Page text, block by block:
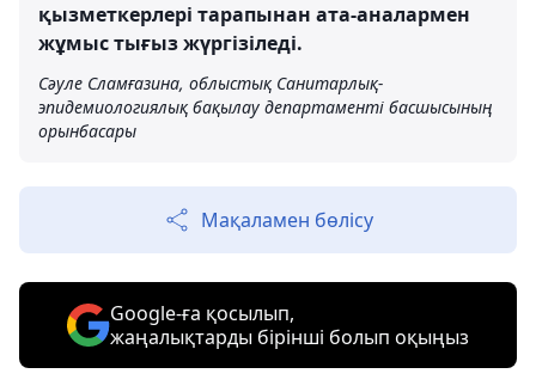
қызметкерлері тарапынан ата-аналармен
жұмыс тығыз жүргізіледі.
Сәуле Сламғазина, облыстық Санитарлық-
эпидемиологиялық бақылау департаменті басшысының
орынбасары
Мақаламен бөлісу
Google-ға қосылып,
жаңалықтарды бірінші болып оқыңыз